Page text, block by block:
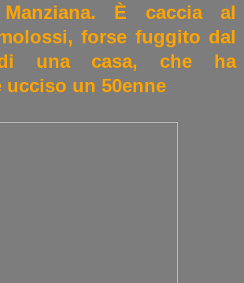
È caccia al
forse fuggito dal
una casa, che ha
ucciso un 50enne